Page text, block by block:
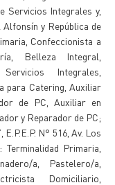
Servicios Integrales y,
Alfonsín y República de
Confeccionista a
Belleza Integral,
Integrales,
para Catering, Auxiliar
de PC, Auxiliar en
y Reparador de PC;
N° 516, Av. Los
Primaria,
a, Pastelero/a,
Domiciliario,